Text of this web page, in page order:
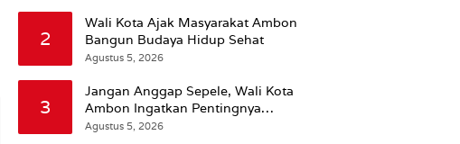
2
Wali Kota Ajak Masyarakat Ambon
Bangun Budaya Hidup Sehat
Agustus 5, 2026
3
Jangan Anggap Sepele, Wali Kota
Ambon Ingatkan Pentingnya
Perencanaan Kesehatan
Agustus 5, 2026